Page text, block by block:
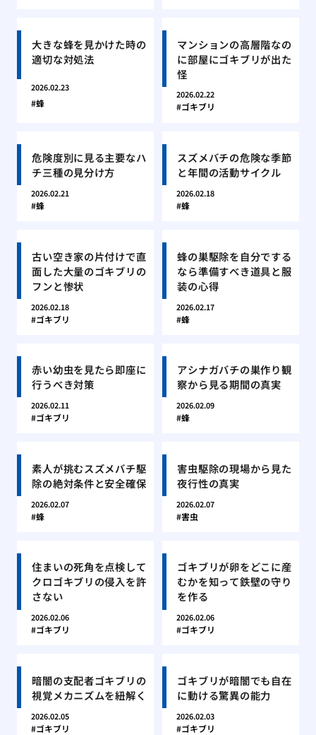
大きな蜂を見かけた時の
適切な対処法
2026.02.23
蜂
マンションの高層階なの
に部屋にゴキブリが出た
怪
2026.02.22
ゴキブリ
危険度別に見る主要なハ
チ三種の見分け方
2026.02.21
蜂
スズメバチの危険な季節
と年間の活動サイクル
2026.02.18
蜂
古い空き家の片付けで直
面した大量のゴキブリの
フンと惨状
2026.02.18
ゴキブリ
蜂の巣駆除を自分でする
なら準備すべき道具と服
装の心得
2026.02.17
蜂
赤い幼虫を見たら即座に
行うべき対策
2026.02.11
ゴキブリ
アシナガバチの巣作り観
察から見る期間の真実
2026.02.09
蜂
素人が挑むスズメバチ駆
除の絶対条件と安全確保
2026.02.07
蜂
害虫駆除の現場から見た
夜行性の真実
2026.02.07
害虫
住まいの死角を点検して
クロゴキブリの侵入を許
さない
2026.02.06
ゴキブリ
ゴキブリが卵をどこに産
むかを知って鉄壁の守り
を作る
2026.02.06
ゴキブリ
暗闇の支配者ゴキブリの
視覚メカニズムを紐解く
2026.02.05
ゴキブリ
ゴキブリが暗闇でも自在
に動ける驚異の能力
2026.02.03
ゴキブリ